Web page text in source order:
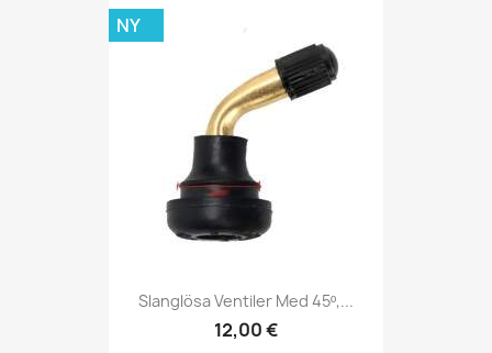
Slanglösa Ventiler Med 45º,...
12,00 €
NY